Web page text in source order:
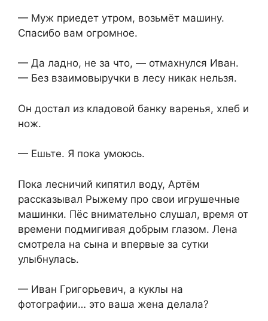
— Муж приедет утром, возьмёт машину.
Спасибо вам огромное.
— Да ладно, не за что, — отмахнулся Иван.
— Без взаимовыручки в лесу никак нельзя.
Он достал из кладовой банку варенья, хлеб и
нож.
— Ешьте. Я пока умоюсь.
Пока лесничий кипятил воду, Артём
рассказывал Рыжему про свои игрушечные
машинки. Пёс внимательно слушал, время от
времени подмигивая добрым глазом. Лена
смотрела на сына и впервые за сутки
улыбнулась.
— Иван Григорьевич, а куклы на
фотографии… это ваша жена делала?